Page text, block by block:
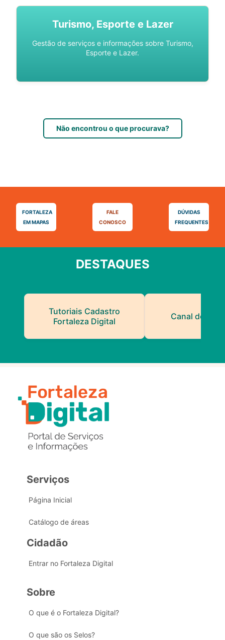
Turismo, Esporte e Lazer
Gestão de serviços e informações sobre Turismo,
Esporte e Lazer.
Não encontrou o que procurava?
FORTALEZA
EM MAPAS
FALE
CONOSCO
DÚVIDAS
FREQUENTES
DESTAQUES
Tutoriais Cadastro
Fortaleza Digital
Canal do
Serviços
Página Inicial
Catálogo de áreas
Cidadão
Entrar no Fortaleza Digital
Sobre
O que é o Fortaleza Digital?
O que são os Selos?